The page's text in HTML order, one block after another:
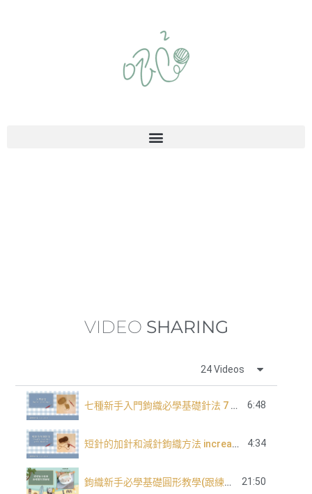
VIDEO SHARING
24 Videos
七種新手入門鉤織必學基礎針法 7 basic crochet stitch for beginners 6:48
短針的加針和減針鉤織方法 increase and decrease of single crochet 4:34
鉤織新手必學基礎圓形教學(跟練版) 21:50